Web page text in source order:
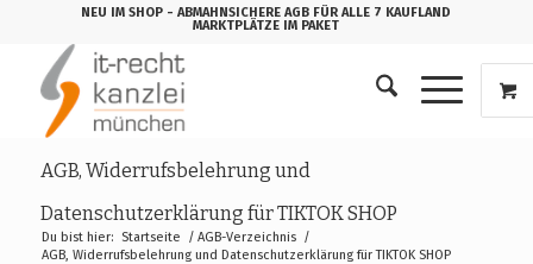
NEU IM SHOP - ABMAHNSICHERE AGB FÜR ALLE 7 KAUFLAND
MARKTPLÄTZE IM PAKET
AGB, Widerrufsbelehrung und
Datenschutzerklärung für TIKTOK SHOP
Du bist hier: Startseite / AGB-Verzeichnis /
AGB, Widerrufsbelehrung und Datenschutzerklärung für TIKTOK SHOP